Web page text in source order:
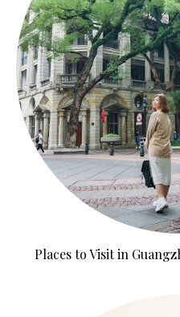
Places to Visit in